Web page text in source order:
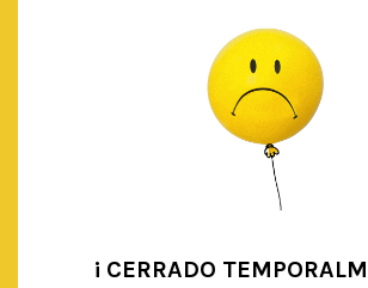
BANDERINES MINI (NEGRO)
IVA Incluido
¡ CERRADO